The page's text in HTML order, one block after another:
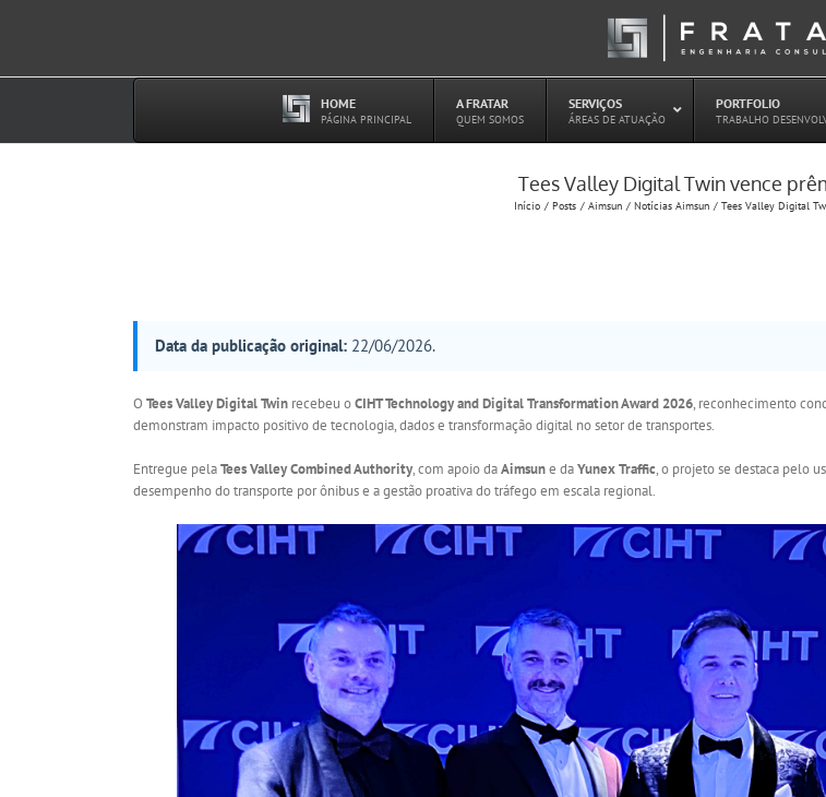
conteúdo
HOME
PÁGINA PRINCIPAL
A FRATAR
QUEM SOMOS
SERVIÇOS
ÁREAS DE ATUAÇÃO
Estudo de
Estudo de
PORTFOLIO
TRABALHO
Tees Valley Digital Twin vence
Início Posts Aimsun Notícias Aimsun Tees Valley Digital
Data da publicação original: 22/06/2026.
O Tees Valley Digital Twin recebeu oCIHT Technology and Digital Transformation Award 2026, reconhecimento
demonstram impacto positivo de tecnologia, dados e transformação digital no setor de transportes.
Entregue pelaTees Valley Combined Authority, com apoio daAimsune daYunex Traffic, o projeto se destaca pelo
desempenho do transporte por ônibus e a gestão proativa do tráfego em escala regional.